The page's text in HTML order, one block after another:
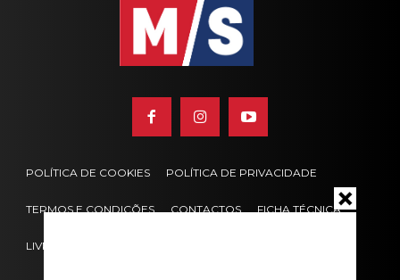
POLÍTICA DE COOKIES POLÍTICA DE PRIVACIDADE
TERMOS E CONDIÇÕES CONTACTOS FICHA TÉCNICA
LIVRO DE RECLAMAÇÕES